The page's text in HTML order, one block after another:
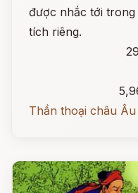
được nhắc tới
tích riêng.
Thần thoại châu Âu